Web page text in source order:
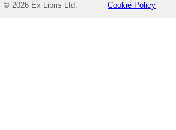
© 2026 Ex Libris Ltd. Cookie Policy